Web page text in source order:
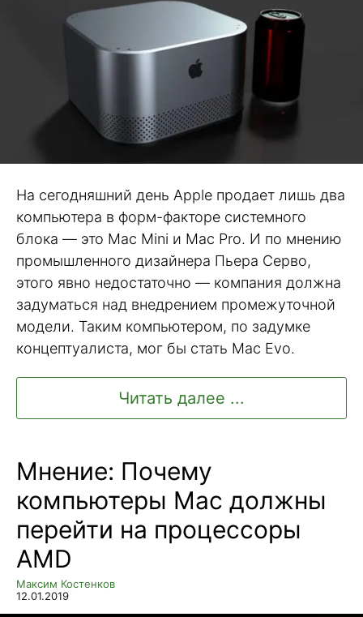
На сегодняшний день Apple продает лишь два
компьютера в форм-факторе системного
блока — это Mac Mini и Mac Pro. И по мнению
промышленного дизайнера Пьера Серво,
этого явно недостаточно — компания должна
задуматься над внедрением промежуточной
модели. Таким компьютером, по задумке
концептуалиста, мог бы стать Mac Evo.
Читать далее ...
Мнение: Почему
компьютеры Mac должны
перейти на процессоры
AMD
Максим Костенков
12.01.2019